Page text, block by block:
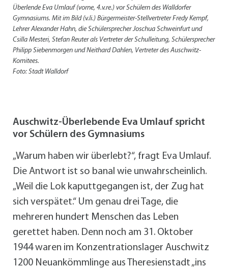
Überlende Eva Umlauf (vorne, 4.v.re.) vor Schülern des Walldorfer
Gymnasiums. Mit im Bild (v.li.) Bürgermeister-Stellvertreter Fredy Kempf,
Lehrer Alexander Hahn, die Schülersprecher Joschua Schweinfurt und
Csilla Mesteri, Stefan Reuter als Vertreter der Schulleitung, Schülersprecher
Philipp Siebenmorgen und Neithard Dahlen, Vertreter des Auschwitz-
Komitees.
Foto: Stadt Walldorf
Auschwitz-Überlebende Eva Umlauf spricht
vor Schülern des Gymnasiums
„Warum haben wir überlebt?“, fragt Eva Umlauf.
Die Antwort ist so banal wie unwahrscheinlich.
„Weil die Lok kaputtgegangen ist, der Zug hat
sich verspätet.“ Um genau drei Tage, die
mehreren hundert Menschen das Leben
gerettet haben. Denn noch am 31. Oktober
1944 waren im Konzentrationslager Auschwitz
1200 Neuankömmlinge aus Theresienstadt „ins